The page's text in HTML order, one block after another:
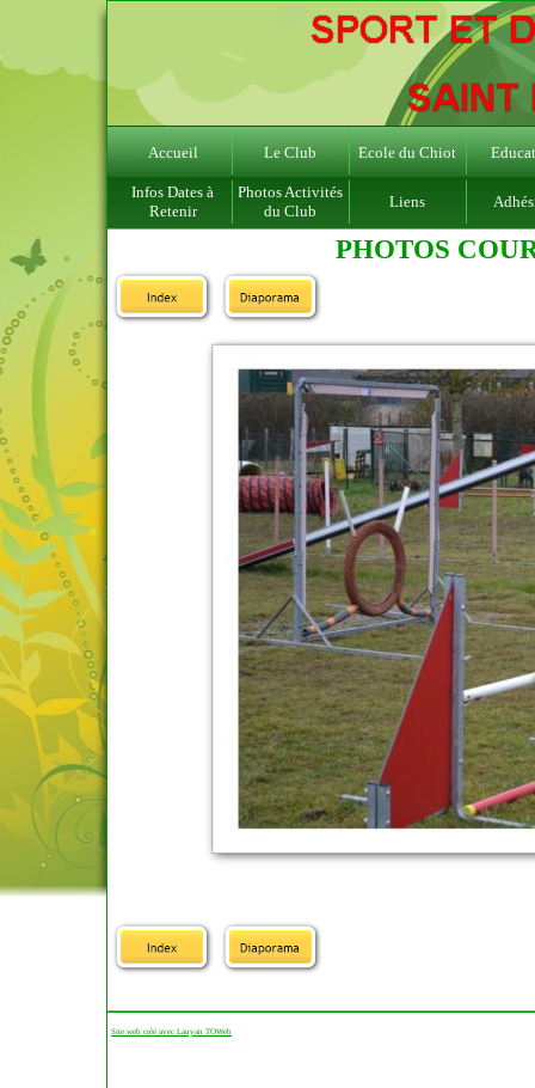
Accueil Le Club Ecole du Chiot
Infos Dates à
Retenir
Photos Activités
du Club
Liens
PHOTOS
Site web créé avec Lauyan TOWeb